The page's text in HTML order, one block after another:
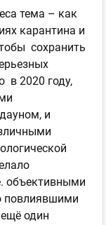
тема – как
карантина и
сохранить
в 2020 году,
и
объективными
повлиявшими
один